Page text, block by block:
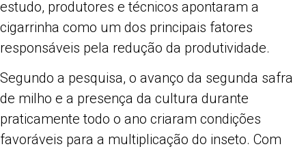
estudo, produtores e técnicos apontaram a
cigarrinha como um dos principais fatores
responsáveis pela redução da produtividade.
Segundo a pesquisa, o avanço da segunda safra
de milho e a presença da cultura durante
praticamente todo o ano criaram condições
favoráveis para a multiplicação do inseto. Com